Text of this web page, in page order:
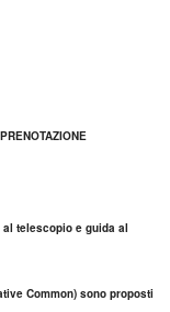
telescopio e guida al
Common) sono proposti